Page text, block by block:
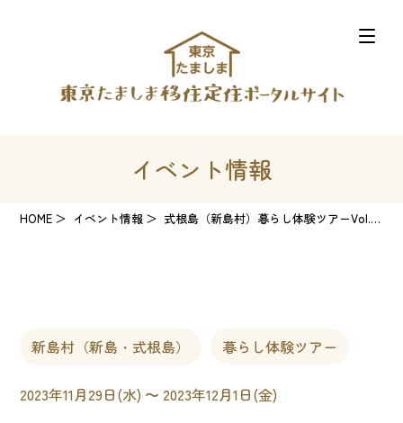
イベント情報
HOME イベント情報 式根島（新島村）暮らし体験ツアーVol.2 ～ワ―ケーション体験～
新島村（新島・式根島） 暮らし体験ツアー
2023年11月29日(水) 〜 2023年12月1日(金)